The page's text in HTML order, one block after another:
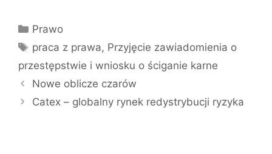
Kategorie
Prawo
Tagi
praca z prawa, Przyjęcie zawiadomienia o
przestępstwie i wniosku o ściganie karne
Nowe oblicze czarów
Catex – globalny rynek redystrybucji ryzyka